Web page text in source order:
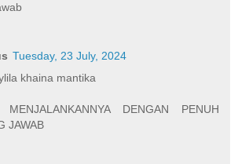
Tuesday, 23 July, 2024
khaina mantika
MENJALANKANNYA DENGAN PENUH
JAWAB